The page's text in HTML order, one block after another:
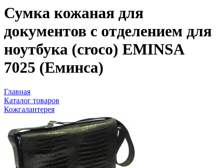
Сумка кожаная для
документов с отделением для
ноутбука (croco) EMINSA
7025 (Еминса)
Главная
Каталог товаров
Кожгалантерея